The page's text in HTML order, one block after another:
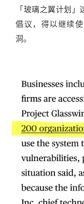
「玻璃之翼计划
倡议，得以继续
洞。